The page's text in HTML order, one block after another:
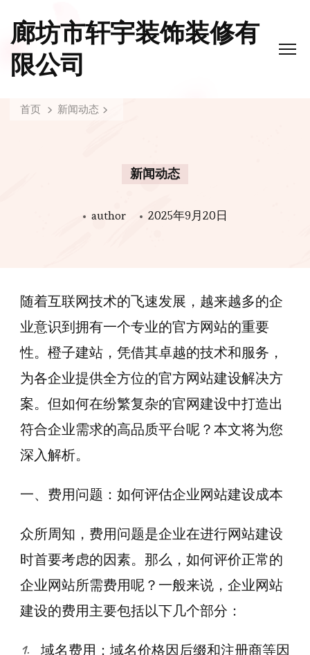
廊坊市轩宇装饰装修有
限公司
首页 新闻动态
新闻动态
author 2025年9月20日
随着互联网技术的飞速发展，越来越多的企
业意识到拥有一个专业的官方网站的重要
性。橙子建站，凭借其卓越的技术和服务，
为各企业提供全方位的官方网站建设解决方
案。但如何在纷繁复杂的官网建设中打造出
符合企业需求的高品质平台呢？本文将为您
深入解析。
一、费用问题：如何评估企业网站建设成本
众所周知，费用问题是企业在进行网站建设
时首要考虑的因素。那么，如何评价正常的
企业网站所需费用呢？一般来说，企业网站
建设的费用主要包括以下几个部分：
域名费用：域名价格因后缀和注册商等因